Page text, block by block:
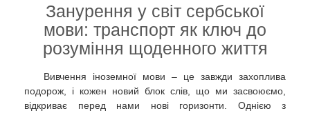
Занурення у світ сербської
мови: транспорт як ключ до
розуміння щоденного життя
Вивчення іноземної мови – це завжди захоплива
подорож, і кожен новий блок слів, що ми засвоюємо,
відкриває перед нами нові горизонти. Однією з